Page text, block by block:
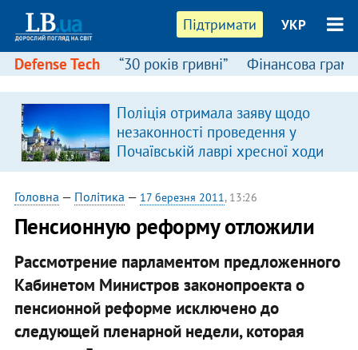
Підтримати УКР
Defense Tech “30 років гривні” Фінансова
Поліція отримала заяву щодо
незаконності проведення у
Почаївській лаврі хресної ходи
Головна — Політика — 17 березня 2011, 13:26
Пенсионную реформу отложили
Рассмотрение парламентом предложенного
Кабинетом Министров законопроекта о
пенсионной реформе исключено до
следующей пленарной недели, которая